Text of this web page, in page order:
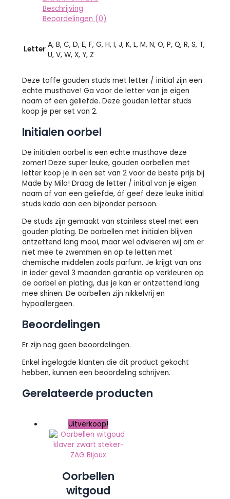
Beschrijving
Beoordelingen (0)
Letter A, B, C, D, E, F, G, H, I, J, K, L, M, N, O, P, Q, R, S, T,
U, V, W, X, Y, Z
Deze toffe gouden studs met letter / initial zijn een
echte musthave! Ga voor de letter van je eigen
naam of een geliefde. Deze gouden letter studs
koop je per set van 2.
Initialen oorbel
De initialen oorbel is een echte musthave deze
zomer! Deze super leuke, gouden oorbellen met
letter koop je in een set van 2 voor de beste prijs bij
Made by Mila! Draag de letter / initial van je eigen
naam of van een geliefde, óf geef deze leuke initial
studs kado aan een bijzonder persoon.
De studs zijn gemaakt van stainless steel met een
gouden plating. De oorbellen met initialen blijven
ontzettend lang mooi, maar wel adviseren wij om er
niet mee te zwemmen en op te letten met
chemische middelen zoals parfum. Je krijgt van ons
in ieder geval 3 maanden garantie op verkleuren op
de oorbel en plating, dus je kan er ontzettend lang
mee shinen. De oorbellen zijn nikkelvrij en
hypoallergeen.
Beoordelingen
Er zijn nog geen beoordelingen.
Enkel ingelogde klanten die dit product gekocht
hebben, kunnen een beoordeling schrijven.
Gerelateerde producten
Uitverkoop!
Oorbellen
witgoud